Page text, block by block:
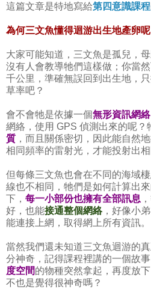
這篇文章是特地寫給第四意識課程
為何三文魚懂得迴游出生地產卵呢
大家可能知道，三文魚是孤兒，
沒有人會教導牠們這樣做；你當
千公里，準確無誤回到出生地，
草率吧？
會不會牠是依據一個無形資訊網絡
網絡，使用 GPS 偵測出來的呢？
質 ，而且關係密切，因此能自然
相同頻率的雷射光，才能投射出
但每條三文魚也會在不同的海域
線也不相同，牠們是如何計算出
下， 每一小部份也擁有全部訊息
好，也能接通整個網絡，好像小
能連接上網，取得網上所有資訊。
當然我們還未知道三文魚迴游的
分神奇，記得課程裡講的一個故事
度空間的物種突然拿起，再度放
不也是覺得很神奇嗎？